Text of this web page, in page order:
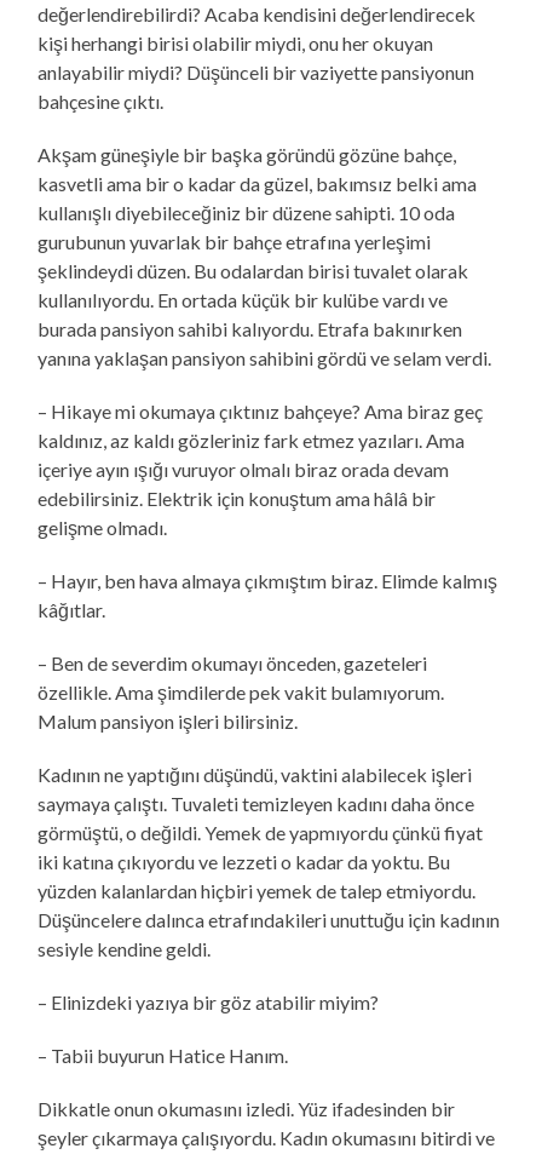
değerlendirebilirdi? Acaba kendisini değerlendirecek
kişi herhangi birisi olabilir miydi, onu her okuyan
anlayabilir miydi? Düşünceli bir vaziyette pansiyonun
bahçesine çıktı.
Akşam güneşiyle bir başka göründü gözüne bahçe,
kasvetli ama bir o kadar da güzel, bakımsız belki ama
kullanışlı diyebileceğiniz bir düzene sahipti. 10 oda
gurubunun yuvarlak bir bahçe etrafına yerleşimi
şeklindeydi düzen. Bu odalardan birisi tuvalet olarak
kullanılıyordu. En ortada küçük bir kulübe vardı ve
burada pansiyon sahibi kalıyordu. Etrafa bakınırken
yanına yaklaşan pansiyon sahibini gördü ve selam verdi.
– Hikaye mi okumaya çıktınız bahçeye? Ama biraz geç
kaldınız, az kaldı gözleriniz fark etmez yazıları. Ama
içeriye ayın ışığı vuruyor olmalı biraz orada devam
edebilirsiniz. Elektrik için konuştum ama hâlâ bir
gelişme olmadı.
– Hayır, ben hava almaya çıkmıştım biraz. Elimde kalmış
kâğıtlar.
– Ben de severdim okumayı önceden, gazeteleri
özellikle. Ama şimdilerde pek vakit bulamıyorum.
Malum pansiyon işleri bilirsiniz.
Kadının ne yaptığını düşündü, vaktini alabilecek işleri
saymaya çalıştı. Tuvaleti temizleyen kadını daha önce
görmüştü, o değildi. Yemek de yapmıyordu çünkü fiyat
iki katına çıkıyordu ve lezzeti o kadar da yoktu. Bu
yüzden kalanlardan hiçbiri yemek de talep etmiyordu.
Düşüncelere dalınca etrafındakileri unuttuğu için kadının
sesiyle kendine geldi.
– Elinizdeki yazıya bir göz atabilir miyim?
– Tabii buyurun Hatice Hanım.
Dikkatle onun okumasını izledi. Yüz ifadesinden bir
şeyler çıkarmaya çalışıyordu. Kadın okumasını bitirdi ve